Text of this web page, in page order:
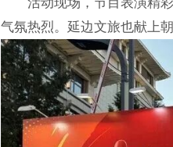
气氛热烈。延边文旅也献上